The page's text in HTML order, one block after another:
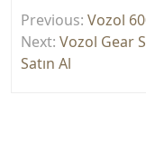
gezinmesi
Previous: Vozol
Next: Vozol Gear
Satın Al